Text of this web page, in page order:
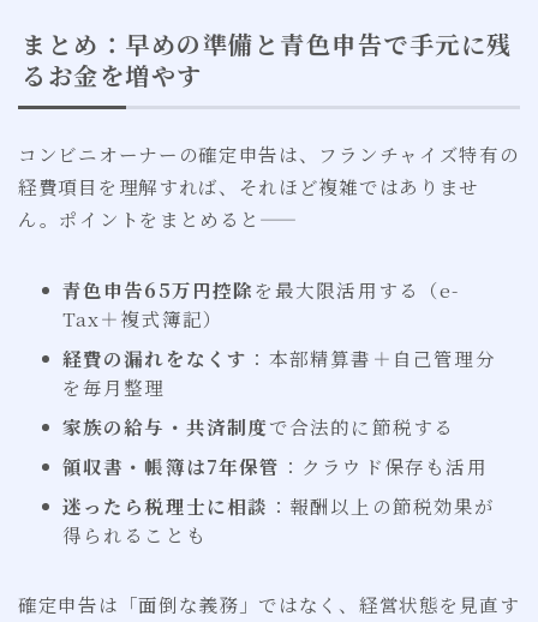
まとめ：早めの準備と青色申告で手元に残
るお金を増やす
コンビニオーナーの確定申告は、フランチャイズ特有の
経費項目を理解すれば、それほど複雑ではありませ
ん。ポイントをまとめると——
青色申告65万円控除を最大限活用する（e-
Tax＋複式簿記）
経費の漏れをなくす ：本部精算書＋自己管理分
を毎月整理
家族の給与・共済制度で合法的に節税する
領収書・帳簿は7年保管 ：クラウド保存も活用
迷ったら税理士に相談 ：報酬以上の節税効果が
得られることも
確定申告は「面倒な義務」ではなく、経営状態を見直す